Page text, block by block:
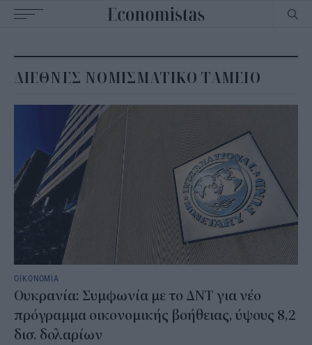
navigation
ΔΙΕΘΝΕΣ ΝΟΜΙΣΜΑΤΙΚΟ ΤΑΜΕΙΟ
ΟΙΚΟΝΟΜΙΑ
Ουκρανία: Συμφωνία με το ΔΝΤ για νέο
πρόγραμμα οικονομικής βοήθειας, ύψους 8,2
δισ. δολαρίων